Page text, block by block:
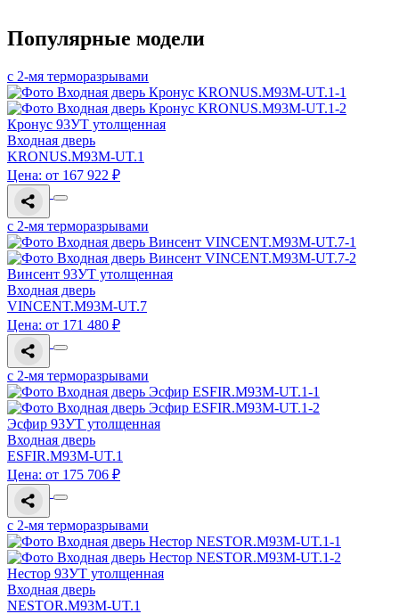
Популярные модели
с 2-мя терморазрывами
Кронус 93УТ утолщенная
Входная дверь
KRONUS.M93M-UT.1
Цена: от 167 922 ₽
с 2-мя терморазрывами
Винсент 93УТ утолщенная
Входная дверь
VINCENT.M93M-UT.7
Цена: от 171 480 ₽
с 2-мя терморазрывами
Эсфир 93УТ утолщенная
Входная дверь
ESFIR.M93M-UT.1
Цена: от 175 706 ₽
с 2-мя терморазрывами
Нестор 93УТ утолщенная
Входная дверь
NESTOR.M93M-UT.1